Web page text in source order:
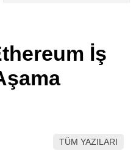
Youtube
TikTok
İş
TÜM YAZILARI